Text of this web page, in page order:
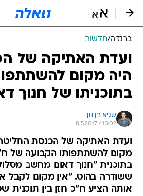
ברנז'ה/חדשות
ועדת האתיקה של
היה מקום
בתוכניתו של חנוך
שגיא בן נון
8.5.2017 / 13:02
ועדת האתיקה של הכנסת החליטה
מקום להשתתפותו הקבועה של
בתוכנית "חנוך דאום מחשב
ששודרה בהוט. "אין מקום לקבל
אותה הציע ח"כ חזן בין תוכנית